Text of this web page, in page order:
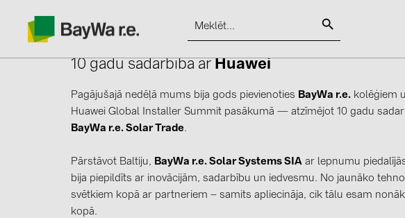
Informācija Invertori
Invertoru
10 gadu sadarbība ar Huawei
Pagājušajā nedēļā mums bija gods pievienoties BayWa r.e. kolēģiem
Huawei Global Installer Summit pasākumā — atzīmējot 10 gadu
BayWa r.e. Solar Trade.
Pārstāvot Baltiju, BayWa r.e. Solar Systems SIA ar lepnumu
bija piepildīts ar inovācijām, sadarbību un iedvesmu. No jaunāko
svētkiem kopā ar partneriem – samits apliecināja, cik tālu esam
kopā.